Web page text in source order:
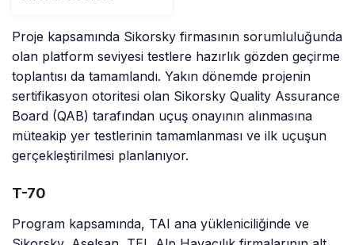
Proje kapsamında Sikorsky firmasının sorumluluğunda
olan platform seviyesi testlere hazırlık gözden geçirme
toplantısı da tamamlandı. Yakın dönemde projenin
sertifikasyon otoritesi olan Sikorsky Quality Assurance
Board (QAB) tarafından uçuş onayının alınmasına
müteakip yer testlerinin tamamlanması ve ilk uçuşun
gerçekleştirilmesi planlanıyor.
T-70
Program kapsamında, TAI ana yükleniciliğinde ve